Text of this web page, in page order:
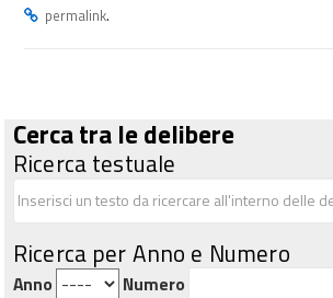
permalink.
Cerca tra le delibere
Ricerca testuale
Ricerca per Anno e Numero
Anno Numero